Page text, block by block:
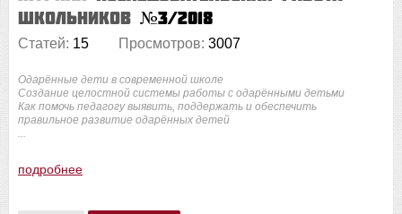
школьников №3/2018
Статей: 15 Просмотров: 3007
Одарённые дети в современной школе
Создание целостной системы работы с одарёнными детьми
Как помочь педагогу выявить, поддержать и обеспечить
правильное развитие одарённых детей
подробнее